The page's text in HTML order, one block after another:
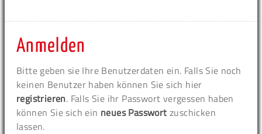
Anmelden
Bitte geben sie Ihre Benutzerdaten ein. Falls Sie noch
keinen Benutzer haben können Sie sich hier
registrieren. Falls Sie ihr Passwort vergessen haben
können Sie sich ein neues Passwort zuschicken
lassen.